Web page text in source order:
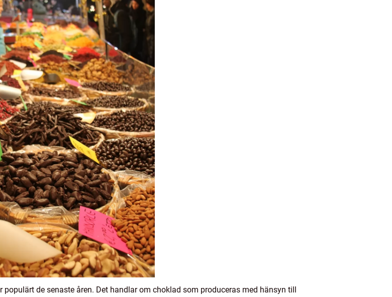
de senaste åren. Det handlar om choklad som produceras med hänsyn till